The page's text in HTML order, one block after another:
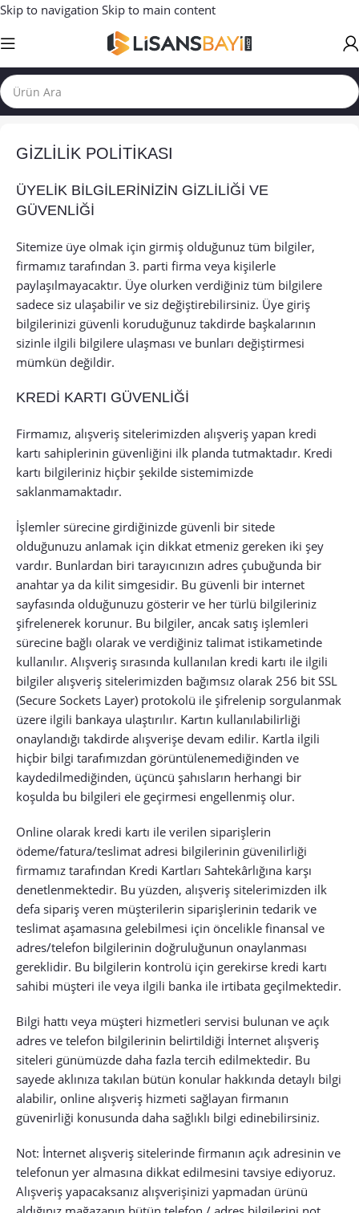
Skip to navigation Skip to main content
GİZLİLİK POLİTİKASI
ÜYELİK BİLGİLERİNİZİN GİZLİLİĞİ VE
GÜVENLİĞİ
Sitemize üye olmak için girmiş olduğunuz tüm bilgiler,
firmamız tarafından 3. parti firma veya kişilerle
paylaşılmayacaktır. Üye olurken verdiğiniz tüm bilgilere
sadece siz ulaşabilir ve siz değiştirebilirsiniz. Üye giriş
bilgilerinizi güvenli koruduğunuz takdirde başkalarının
sizinle ilgili bilgilere ulaşması ve bunları değiştirmesi
mümkün değildir.
KREDİ KARTI GÜVENLİĞİ
Firmamız, alışveriş sitelerimizden alışveriş yapan kredi
kartı sahiplerinin güvenliğini ilk planda tutmaktadır. Kredi
kartı bilgileriniz hiçbir şekilde sistemimizde
saklanmamaktadır.
İşlemler sürecine girdiğinizde güvenli bir sitede
olduğunuzu anlamak için dikkat etmeniz gereken iki şey
vardır. Bunlardan biri tarayıcınızın adres çubuğunda bir
anahtar ya da kilit simgesidir. Bu güvenli bir internet
sayfasında olduğunuzu gösterir ve her türlü bilgileriniz
şifrelenerek korunur. Bu bilgiler, ancak satış işlemleri
sürecine bağlı olarak ve verdiğiniz talimat istikametinde
kullanılır. Alışveriş sırasında kullanılan kredi kartı ile ilgili
bilgiler alışveriş sitelerimizden bağımsız olarak 256 bit SSL
(Secure Sockets Layer) protokolü ile şifrelenip sorgulanmak
üzere ilgili bankaya ulaştırılır. Kartın kullanılabilirliği
onaylandığı takdirde alışverişe devam edilir. Kartla ilgili
hiçbir bilgi tarafımızdan görüntülenemediğinden ve
kaydedilmediğinden, üçüncü şahısların herhangi bir
koşulda bu bilgileri ele geçirmesi engellenmiş olur.
Online olarak kredi kartı ile verilen siparişlerin
ödeme/fatura/teslimat adresi bilgilerinin güvenilirliği
firmamız tarafından Kredi Kartları Sahtekârlığına karşı
denetlenmektedir. Bu yüzden, alışveriş sitelerimizden ilk
defa sipariş veren müşterilerin siparişlerinin tedarik ve
teslimat aşamasına gelebilmesi için öncelikle finansal ve
adres/telefon bilgilerinin doğruluğunun onaylanması
gereklidir. Bu bilgilerin kontrolü için gerekirse kredi kartı
sahibi müşteri ile veya ilgili banka ile irtibata geçilmektedir.
Bilgi hattı veya müşteri hizmetleri servisi bulunan ve açık
adres ve telefon bilgilerinin belirtildiği İnternet alışveriş
siteleri günümüzde daha fazla tercih edilmektedir. Bu
sayede aklınıza takılan bütün konular hakkında detaylı bilgi
alabilir, online alışveriş hizmeti sağlayan firmanın
güvenirliği konusunda daha sağlıklı bilgi edinebilirsiniz.
Not: İnternet alışveriş sitelerinde firmanın açık adresinin ve
telefonun yer almasına dikkat edilmesini tavsiye ediyoruz.
Alışveriş yapacaksanız alışverişinizi yapmadan ürünü